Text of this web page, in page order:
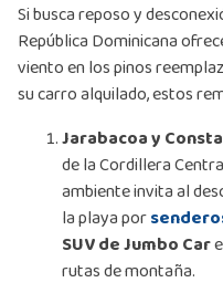
Si busca reposo y
República Dominicana
viento en los pinos
su carro alquilado, estos
Jarabacoa y
de la Cordillera
ambiente invita al
la playa por
SUV de Jumbo Car
rutas de montaña.